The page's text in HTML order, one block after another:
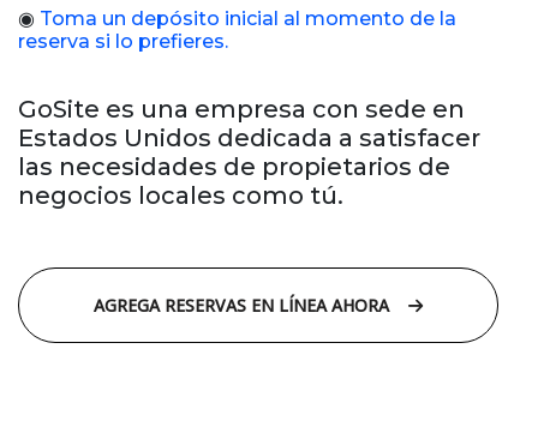
◉ Toma un depósito inicial al momento de la
reserva si lo prefieres.
GoSite es una empresa con sede en
Estados Unidos dedicada a satisfacer
las necesidades de propietarios de
negocios locales como tú.
AGREGA RESERVAS EN LÍNEA AHORA